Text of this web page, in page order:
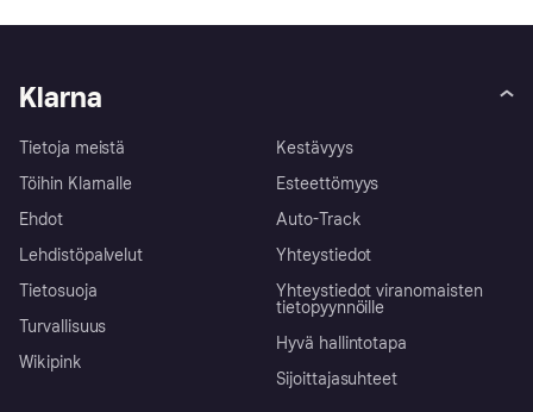
Klarna
Tietoja meistä
Töihin Klarnalle
Ehdot
Lehdistöpalvelut
Tietosuoja
Turvallisuus
Wikipink
Kestävyys
Esteettömyys
Auto-Track
Yhteystiedot
Yhteystiedot viranomaisten
tietopyynnöille
Hyvä hallintotapa
Sijoittajasuhteet